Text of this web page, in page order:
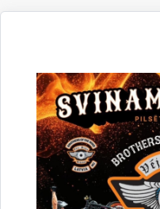
Aktualitātes: Gulbenes
Sabiedrība
Drukāt lapu